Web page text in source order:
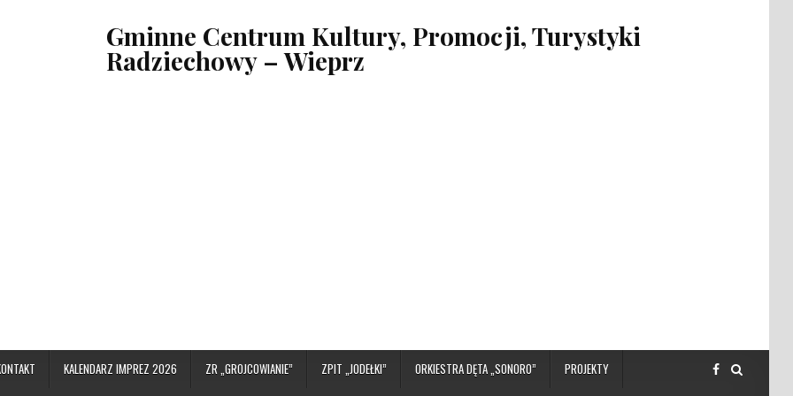
Gminne Centrum Kultury, Promocji, Turystyki
Radziechowy – Wieprz
KALENDARZ IMPREZ 2026 ZR „GROJCOWIANIE” ZPIT „JODEŁKI” ORKIESTRA DĘTA „SONORO” PROJEKTY